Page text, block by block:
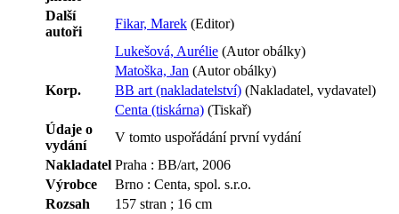
Další
autoři
Fikar, Marek (Editor)
Lukešová, Aurélie (Autor obálky)
Matoška, Jan (Autor obálky)
Korp.
BB art (nakladatelství) (Nakladatel, vydavatel)
Centa (tiskárna) (Tiskař)
Údaje o
vydání
V tomto uspořádání první vydání
Nakladatel Praha : BB/art, 2006
Výrobce
Brno : Centa, spol. s.r.o.
Rozsah
157 stran ; 16 cm